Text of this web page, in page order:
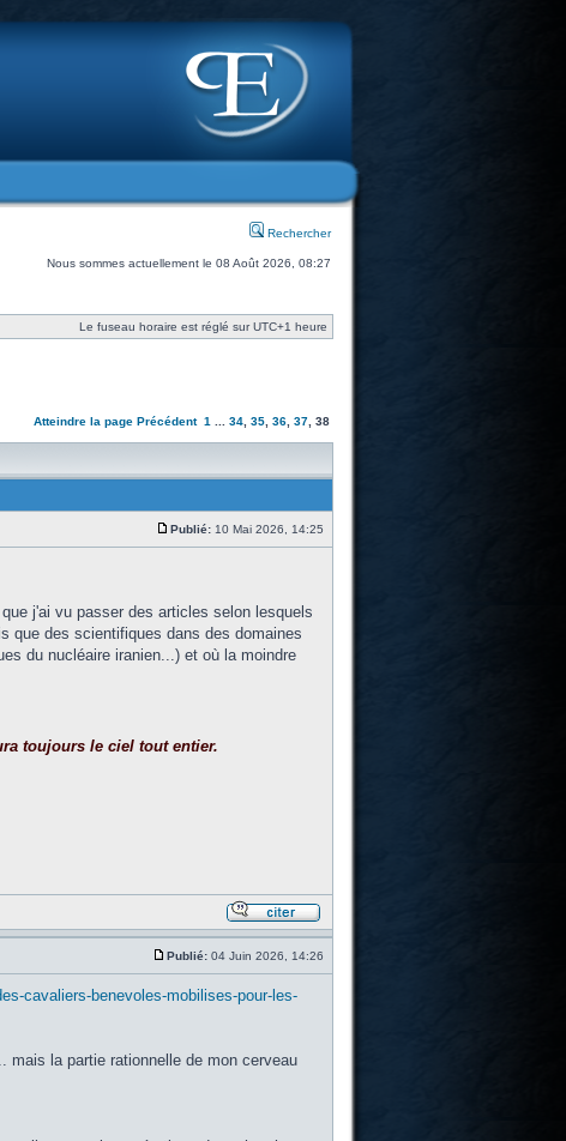
Rechercher
Nous sommes actuellement le 08 Août 2026, 08:27
Le fuseau horaire est réglé sur UTC+1 heure
Atteindre la page Précédent 1 34, 35, 36, 37, 38
Publié:10 Mai 2026, 14:25
j'ai vu passer des articles selon lesquels
que des scientifiques dans des domaines
du nucléaire iranien...) et où la moindre
toujours le ciel tout entier.
Publié:04 Juin 2026, 14:26
cavaliers-benevoles-mobilises-pour-les-
mais la partie rationnelle de mon cerveau